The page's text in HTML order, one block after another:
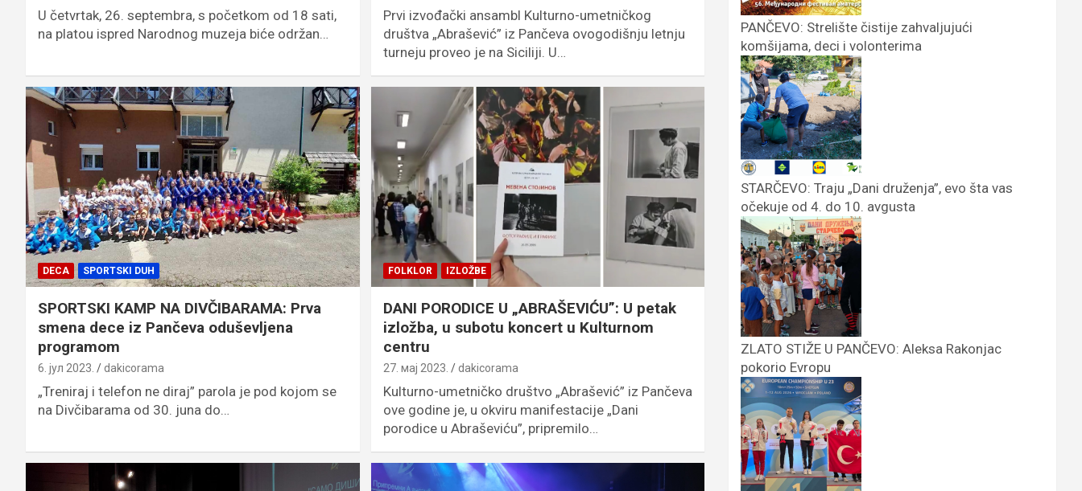
U četvrtak, 26. septembra, s početkom od 18 sati,
na platou ispred Narodnog muzeja biće održan…
Prvi izvođački ansambl Kulturno-umetničkog
društva „Abrašević” iz Pančeva ovogodišnju letnju
turneju proveo je na Siciliji. U…
DECA SPORTSKI DUH
SPORTSKI KAMP NA DIVČIBARAMA: Prva
smena dece iz Pančeva oduševljena
programom
6. јул 2023. dakicorama
„Treniraj i telefon ne diraj” parola je pod kojom se
na Divčibarama od 30. juna do…
FOLKLOR IZLOŽBE
DANI PORODICE U „ABRAŠEVIĆU”: U petak
izložba, u subotu koncert u Kulturnom
centru
27. мај 2023. dakicorama
Kulturno-umetničko društvo „Abrašević” iz Pančeva
ove godine je, u okviru manifestacije „Dani
porodice u Abraševiću”, pripremilo…
PANČEVO: Strelište čistije zahvaljujući
komšijama, deci i volonterima
STARČEVO: Traju „Dani druženja”, evo šta vas
očekuje od 4. do 10. avgusta
ZLATO STIŽE U PANČEVO: Aleksa Rakonjac
pokorio Evropu